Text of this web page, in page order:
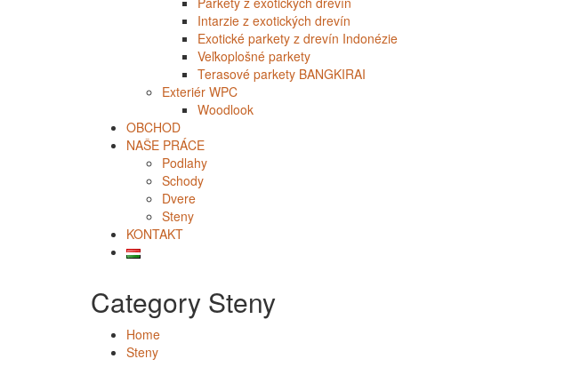
Intarzie z exotických drevín
Exotické parkety z drevín Indonézie
Veľkoplošné parkety
Terasové parkety BANGKIRAI
Exteriér WPC
Woodlook
OBCHOD
NAŠE PRÁCE
Podlahy
Schody
Dvere
Steny
KONTAKT
Category Steny
Home
Steny